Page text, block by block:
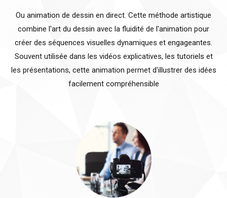
Ou animation de dessin en direct. Cette méthode artistique
combine l'art du dessin avec la fluidité de l'animation pour
créer des séquences visuelles dynamiques et engageantes.
Souvent utilisée dans les vidéos explicatives, les tutoriels et
les présentations, cette animation permet d'illustrer des idées
facilement compréhensible